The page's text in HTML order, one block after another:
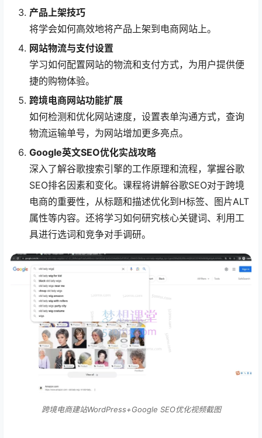
产品上架技巧
将学会如何高效地将产品上架到电商网站上。
网站物流与支付设置
学习如何配置网站的物流和支付方式，为用户提供便
捷的购物体验。
跨境电商网站功能扩展
如何检测和优化网站速度，设置表单沟通方式，查询
物流运输单号，为网站增加更多亮点。
Google英文SEO优化实战攻略
深入了解谷歌搜索引擎的工作原理和流程，掌握谷歌
SEO排名因素和变化。课程将讲解谷歌SEO对于跨境
电商的重要性，从标题和描述优化到H标签、图片ALT
属性等内容。还将学习如何研究核心关键词、利用工
具进行选词和竞争对手调研。
跨境电商建站WordPress+Google SEO优化视频截图